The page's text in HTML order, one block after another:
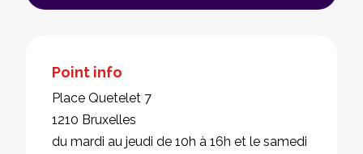
Point info
Place Quetelet 7
1210 Bruxelles
du mardi au jeudi de 10h à 16h et le samedi